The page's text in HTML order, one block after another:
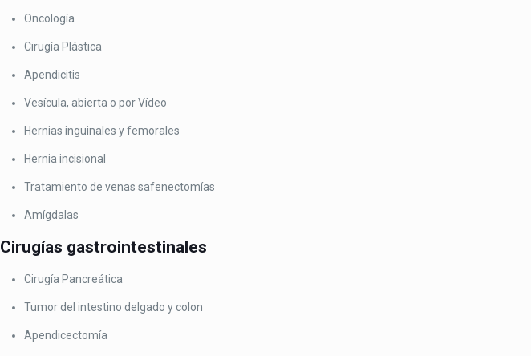
Oncología
Cirugía Plástica
Apendicitis
Vesícula, abierta o por Vídeo
Hernias inguinales y femorales
Hernia incisional
Tratamiento de venas safenectomías
Amígdalas
Cirugías gastrointestinales
Cirugía Pancreática
Tumor del intestino delgado y colon
Apendicectomía